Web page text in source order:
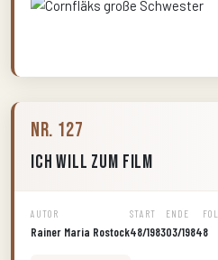
Nr. 127
Ich will zum Film
AUTOR
Rainer Maria Rostock
START
48/1983
ENDE
03/19848